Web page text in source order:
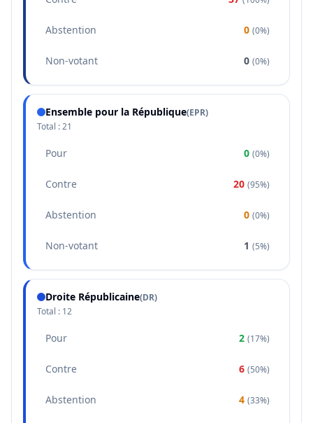
Abstention 0 (0%)
Non-votant 0 (0%)
Ensemble pour la République(EPR)
Total :21
Pour 0 (0%)
Contre 20 (95%)
Abstention 0 (0%)
Non-votant 1 (5%)
Droite Républicaine(DR)
Total : 12
Pour 2 (17%)
Contre 6 (50%)
Abstention 4 (33%)